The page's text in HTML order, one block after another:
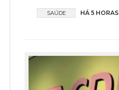
SAÚDE HÁ 5 HORAS